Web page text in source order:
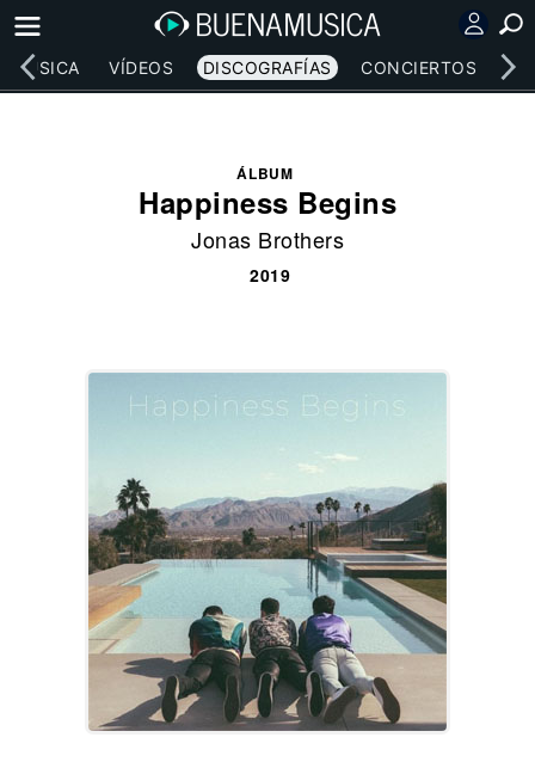
MÚSICA VÍDEOS DISCOGRAFÍAS CONCIERTOS
ÁLBUM
Happiness Begins
Jonas Brothers
2019